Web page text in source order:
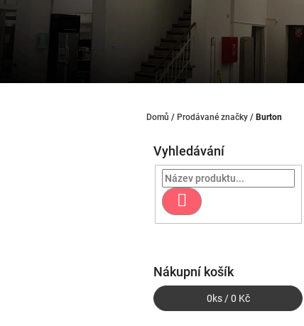
Domů / Prodávané značky / Burton
Vyhledávání
Hledat
Nákupní košík
0ks /0 Kč